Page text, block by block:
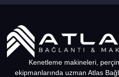
Kenetleme makineleri,
ekipmanlarında uzman Atlas